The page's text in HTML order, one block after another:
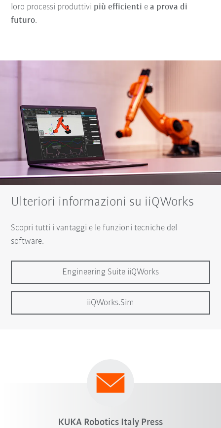
loro processi produttivi più efficienti ea prova di
futuro.
Ulteriori informazioni su iiQWorks
Scopri tutti i vantaggi e le funzioni tecniche del
software.
Engineering Suite iiQWorks
iiQWorks.Sim
KUKA Robotics Italy Press